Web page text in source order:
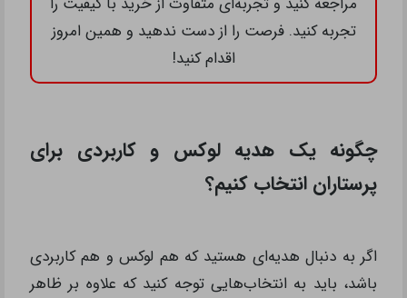
تجربه کنید. فرصت را از دست ندهید و همین امروز
اقدام کنید!
چگونه یک هدیه لوکس و کاربردی برای
پرستاران انتخاب کنیم؟
اگر به دنبال هدیه‌ای هستید که هم لوکس و هم کاربردی
باشد، باید به انتخاب‌هایی توجه کنید که علاوه بر ظاهر